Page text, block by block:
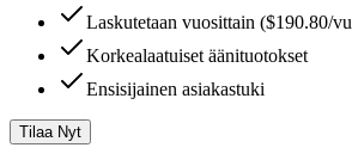
Laskutetaan vuosittain ($190.80/
Korkealaatuiset äänituotokset
Ensisijainen asiakastuki
Tilaa Nyt